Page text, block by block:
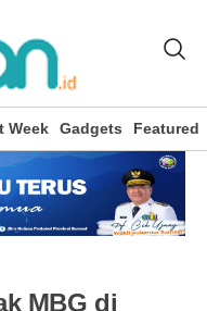
Week Gadgets Featured
MBG di